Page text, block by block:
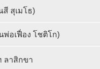
สุเมโธ)
พ่อเฟื่อง โชติโก)
ลาสิกขา